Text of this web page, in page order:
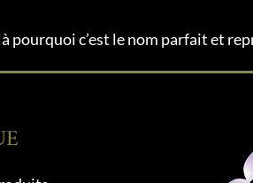
pourquoi c’est le nom parfait et